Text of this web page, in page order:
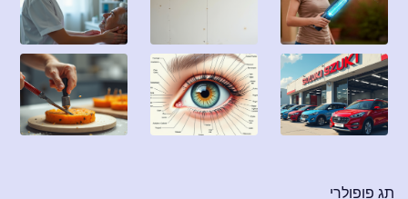
תג פופולרי